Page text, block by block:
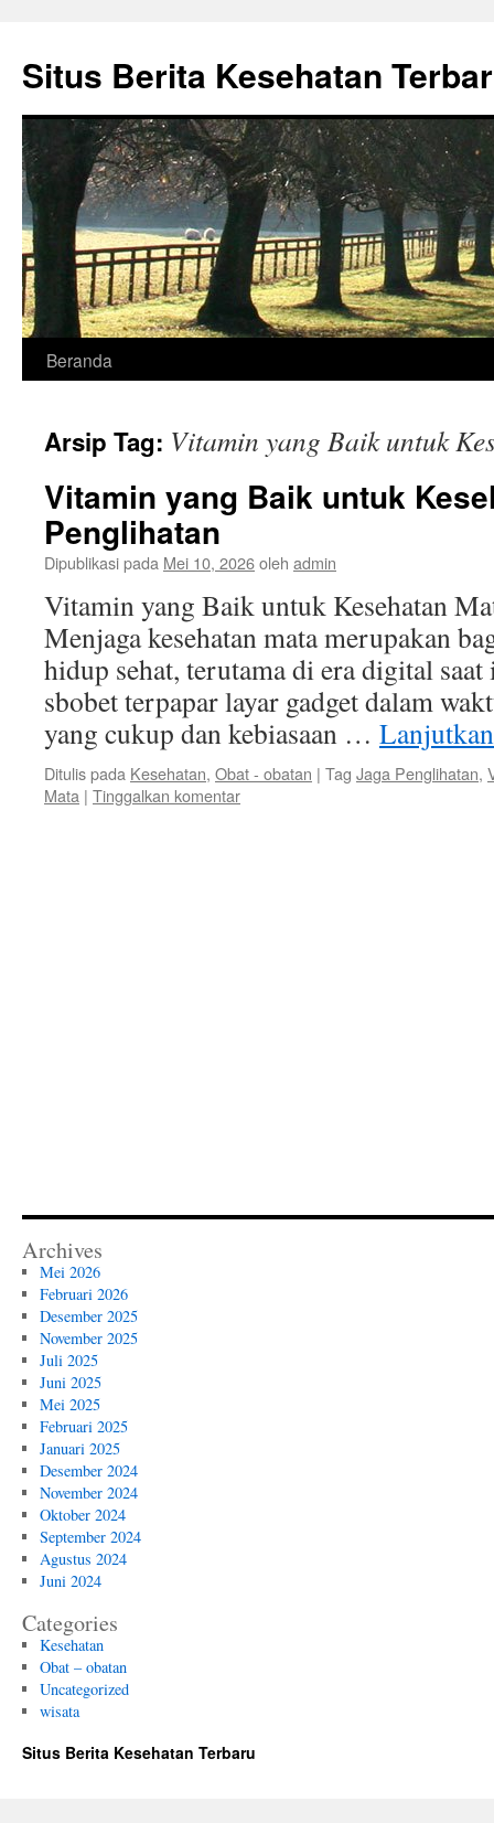
Situs Berita Kesehatan
Langsung
isi
Beranda
Arsip Tag: Vitamin yang Baik untuk
Vitamin yang Baik untuk
Penglihatan
Dipublikasi pada Mei 10, 2026oleh admin
Vitamin yang Baik untuk Kesehatan
Menjaga kesehatan mata merupakan
hidup sehat, terutama di era digital
sbobet terpapar layar gadget dalam
yang cukup dan kebiasaan …
Ditulis pada Kesehatan, Obat - obatan | Tag Jaga Penglihatan,
Mata | Tinggalkan komentar
Archives
Mei 2026
Februari 2026
Desember 2025
November 2025
Juli 2025
Juni 2025
Mei 2025
Februari 2025
Januari 2025
Desember 2024
November 2024
Oktober 2024
September 2024
Agustus 2024
Juni 2024
Categories
Kesehatan
Obat – obatan
Uncategorized
wisata
Situs Berita Kesehatan Terbaru